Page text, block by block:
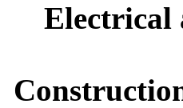
Electrical